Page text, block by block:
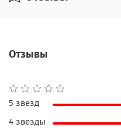
образом, о
Во втором томе
представлена
с упором на их
Отзывы
5 звезд
4 звезды